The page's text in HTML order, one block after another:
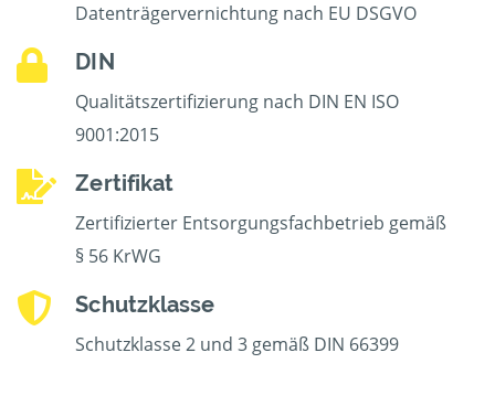
Datenträgervernichtung nach EU DSGVO
DIN
Qualitätszertifizierung nach DIN EN ISO
9001:2015
Zertifikat
Zertifizierter Entsorgungsfachbetrieb gemäß
§ 56 KrWG
Schutzklasse
Schutzklasse 2 und 3 gemäß DIN 66399